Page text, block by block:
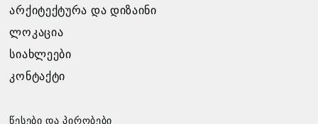
გთხოვთ
შეავსოთ
განაცხადი,
ჩვენ
უახლოეს
ᲐᲠᲥᲘᲢᲔᲥᲢᲣᲠᲐ ᲓᲐ ᲓᲘᲖᲐᲘᲜᲘ
ᲚᲝᲙᲐᲪᲘᲐ
ᲡᲘᲐᲮᲚᲔᲔᲑᲘ
ᲙᲝᲜᲢᲐᲥᲢᲘ
წესები და პირობები